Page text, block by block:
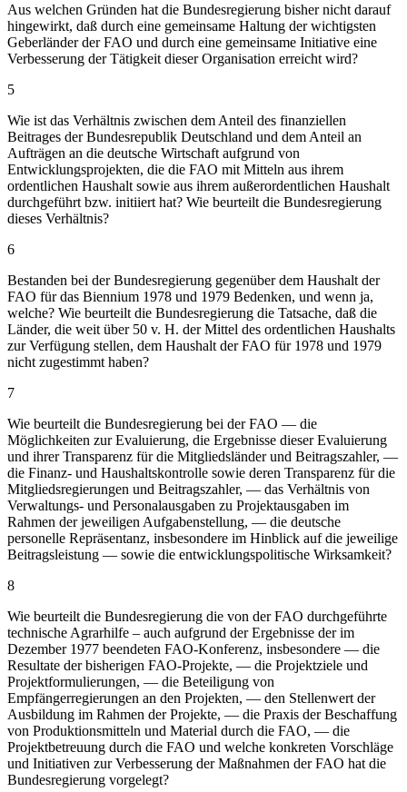
Aus welchen Gründen hat die Bundesregierung bisher nicht darauf
hingewirkt, daß durch eine gemeinsame Haltung der wichtigsten
Geberländer der FAO und durch eine gemeinsame Initiative eine
Verbesserung der Tätigkeit dieser Organisation erreicht wird?
5
Wie ist das Verhältnis zwischen dem Anteil des finanziellen
Beitrages der Bundesrepublik Deutschland und dem Anteil an
Aufträgen an die deutsche Wirtschaft aufgrund von
Entwicklungsprojekten, die die FAO mit Mitteln aus ihrem
ordentlichen Haushalt sowie aus ihrem außerordentlichen Haushalt
durchgeführt bzw. initiiert hat? Wie beurteilt die Bundesregierung
dieses Verhältnis?
6
Bestanden bei der Bundesregierung gegenüber dem Haushalt der
FAO für das Biennium 1978 und 1979 Bedenken, und wenn ja,
welche? Wie beurteilt die Bundesregierung die Tatsache, daß die
Länder, die weit über 50 v. H. der Mittel des ordentlichen Haushalts
zur Verfügung stellen, dem Haushalt der FAO für 1978 und 1979
nicht zugestimmt haben?
7
Wie beurteilt die Bundesregierung bei der FAO — die
Möglichkeiten zur Evaluierung, die Ergebnisse dieser Evaluierung
und ihrer Transparenz für die Mitgliedsländer und Beitragszahler, —
die Finanz- und Haushaltskontrolle sowie deren Transparenz für die
Mitgliedsregierungen und Beitragszahler, — das Verhältnis von
Verwaltungs- und Personalausgaben zu Projektausgaben im
Rahmen der jeweiligen Aufgabenstellung, — die deutsche
personelle Repräsentanz, insbesondere im Hinblick auf die jeweilige
Beitragsleistung — sowie die entwicklungspolitische Wirksamkeit?
8
Wie beurteilt die Bundesregierung die von der FAO durchgeführte
technische Agrarhilfe – auch aufgrund der Ergebnisse der im
Dezember 1977 beendeten FAO-Konferenz, insbesondere — die
Resultate der bisherigen FAO-Projekte, — die Projektziele und
Projektformulierungen, — die Beteiligung von
Empfängerregierungen an den Projekten, — den Stellenwert der
Ausbildung im Rahmen der Projekte, — die Praxis der Beschaffung
von Produktionsmitteln und Material durch die FAO, — die
Projektbetreuung durch die FAO und welche konkreten Vorschläge
und Initiativen zur Verbesserung der Maßnahmen der FAO hat die
Bundesregierung vorgelegt?